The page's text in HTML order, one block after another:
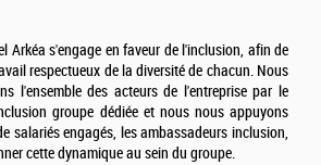
Arkéa s'engage en faveur de l'inclusion, afin de
respectueux de la diversité de chacun. Nous
l'ensemble des acteurs de l'entreprise par le
groupe dédiée et nous nous appuyons
salariés engagés, les ambassadeurs inclusion,
cette dynamique au sein du groupe.